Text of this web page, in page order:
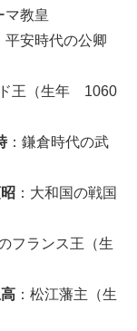
マ教皇
平安時代の公卿
ド王（生年 1060
：鎌倉時代の武
：大和国の戦国
フランス王（生
：松江藩主（生